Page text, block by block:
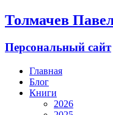
Толмачев
Персональный сайт
Главная
Блог
Книги
2026